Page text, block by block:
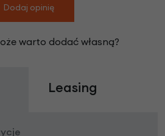
Dodaj opinię
warto dodać własną?
Leasing